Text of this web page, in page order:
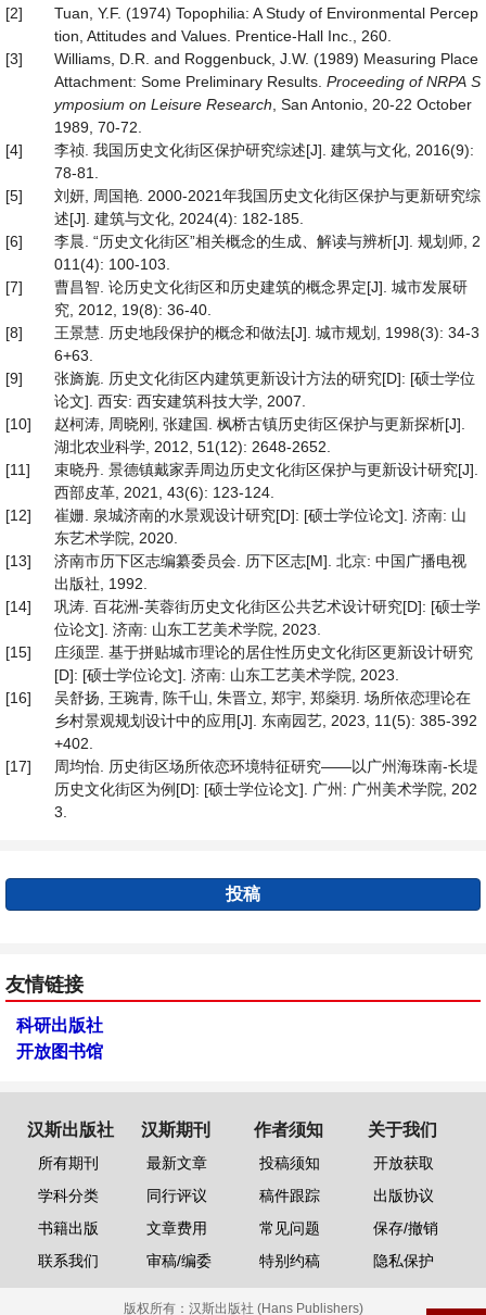
[2]
Tuan, Y.F. (1974) Topophilia: A Study of Environmental Percep
tion, Attitudes and Values. Prentice-Hall Inc., 260.
[3]
Williams, D.R. and Roggenbuck, J.W. (1989) Measuring Place
Attachment: Some Preliminary Results. Proceeding of NRPA S
ymposium on Leisure Research , San Antonio, 20-22 October
1989, 70-72.
[4]
李祯. 我国历史文化街区保护研究综述[J]. 建筑与文化, 2016(9):
78-81.
[5]
刘妍, 周国艳. 2000-2021年我国历史文化街区保护与更新研究综
述[J]. 建筑与文化, 2024(4): 182-185.
[6]
李晨. “历史文化街区”相关概念的生成、解读与辨析[J]. 规划师, 2
011(4): 100-103.
[7]
曹昌智. 论历史文化街区和历史建筑的概念界定[J]. 城市发展研
究, 2012, 19(8): 36-40.
[8]
王景慧. 历史地段保护的概念和做法[J]. 城市规划, 1998(3): 34-3
6+63.
[9]
张旖旎. 历史文化街区内建筑更新设计方法的研究[D]: [硕士学位
论文]. 西安: 西安建筑科技大学, 2007.
[10]
赵柯涛, 周晓刚, 张建国. 枫桥古镇历史街区保护与更新探析[J].
湖北农业科学, 2012, 51(12): 2648-2652.
[11]
束晓丹. 景德镇戴家弄周边历史文化街区保护与更新设计研究[J].
西部皮革, 2021, 43(6): 123-124.
[12]
崔姗. 泉城济南的水景观设计研究[D]: [硕士学位论文]. 济南: 山
东艺术学院, 2020.
[13]
济南市历下区志编纂委员会. 历下区志[M]. 北京: 中国广播电视
出版社, 1992.
[14]
巩涛. 百花洲-芙蓉街历史文化街区公共艺术设计研究[D]: [硕士学
位论文]. 济南: 山东工艺美术学院, 2023.
[15]
庄须罡. 基于拼贴城市理论的居住性历史文化街区更新设计研究
[D]: [硕士学位论文]. 济南: 山东工艺美术学院, 2023.
[16]
吴舒扬, 王琬青, 陈千山, 朱晋立, 郑宇, 郑燊玥. 场所依恋理论在
乡村景观规划设计中的应用[J]. 东南园艺, 2023, 11(5): 385-392
+402.
[17]
周均怡. 历史街区场所依恋环境特征研究——以广州海珠南-长堤
历史文化街区为例[D]: [硕士学位论文]. 广州: 广州美术学院, 202
3.
投稿
友情链接
科研出版社
开放图书馆
汉斯出版社
所有期刊
学科分类
书籍出版
联系我们
汉斯期刊
最新文章
同行评议
文章费用
审稿/编委
作者须知
投稿须知
稿件跟踪
常见问题
特别约稿
关于我们
开放获取
出版协议
保存/撤销
隐私保护
版权所有： 汉斯出版社 (Hans Publishers)